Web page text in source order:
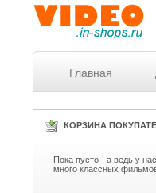
Главная
КОРЗИНА
Пока пусто - а ведь у
много классных